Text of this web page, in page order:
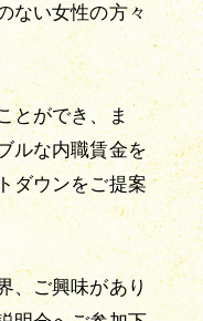
ない女性の方々
とができ、ま
ルな内職賃金を
ダウンをご提案
、ご興味があり